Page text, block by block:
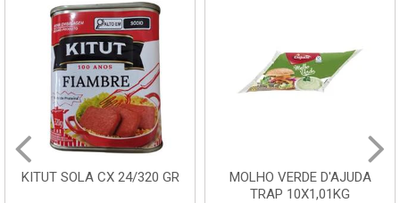
KITUT SOLA CX 24/320 GR
MOLHO VERDE D'AJUDA
TRAP 10X1,01KG